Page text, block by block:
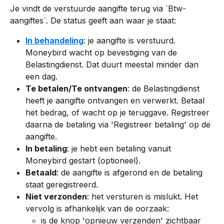
Je vindt de verstuurde aangifte terug via `Btw-
aangiftes`. De status geeft aan waar je staat:
In behandeling: je aangifte is verstuurd.
Moneybird wacht op bevestiging van de
Belastingdienst. Dat duurt meestal minder dan
een dag.
Te betalen/Te ontvangen: de Belastingdienst
heeft je aangifte ontvangen en verwerkt. Betaal
het bedrag, of wacht op je teruggave. Registreer
daarna de betaling via 'Registreer betaling' op de
aangifte.
In betaling: je hebt een betaling vanuit
Moneybird gestart (optioneel).
Betaald: de aangifte is afgerond en de betaling
staat geregistreerd.
Niet verzonden: het versturen is mislukt. Het
vervolg is afhankelijk van de oorzaak:
is de knop 'opnieuw verzenden' zichtbaar